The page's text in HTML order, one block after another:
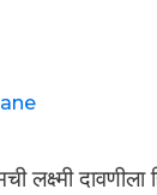
लक्ष्मी